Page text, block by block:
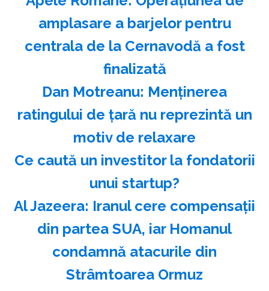
amplasare a barjelor pentru
centrala de la Cernavodă a fost
finalizată
Dan Motreanu: Menţinerea
ratingului de ţară nu reprezintă un
motiv de relaxare
Ce caută un investitor la fondatorii
unui startup?
Al Jazeera: Iranul cere compensaţii
din partea SUA, iar Homanul
condamnă atacurile din
Strâmtoarea Ormuz